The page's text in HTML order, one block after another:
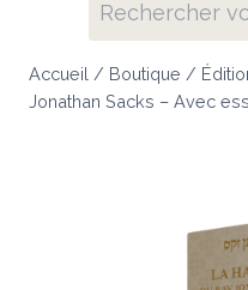
Rechercher
Accueil / Boutique /
Jonathan Sacks – Avec